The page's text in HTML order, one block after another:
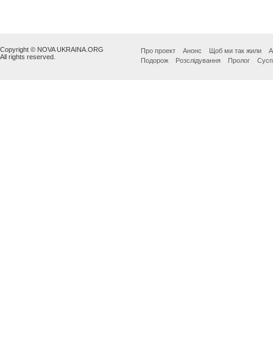
Copyright © NOVA UKRAINA.ORG
All rights reserved.
Про проект Анонс Щоб ми так жили
Подорож
Розслідування Пролог